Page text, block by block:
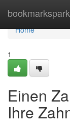
Home
Home
1
Einen
Ihre